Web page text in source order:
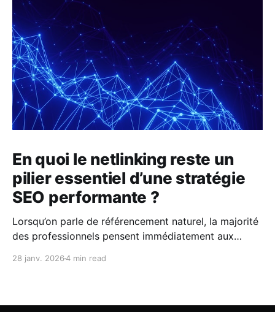
En quoi le netlinking reste un
pilier essentiel d’une stratégie
SEO performante ?
Lorsqu’on parle de référencement naturel, la majorité
des professionnels pensent immédiatement aux
d’un site. Ces leviers sont évidemment fondamentaux.
28 janv. 20264 min read